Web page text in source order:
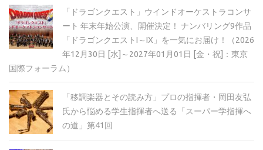
「ドラゴンクエスト」ウインドオーケストラコンサ
ート 年末年始公演、開催決定！ ナンバリング9作品
「ドラゴンクエストI～IX」を一気にお届け！（2026
年12月30日 [水]～2027年01月01日 [金・祝]：東京
国際フォーラム）
「移調楽器とその読み方」プロの指揮者・岡田友弘
氏から悩める学生指揮者へ送る「スーパー学指揮へ
の道」第41回